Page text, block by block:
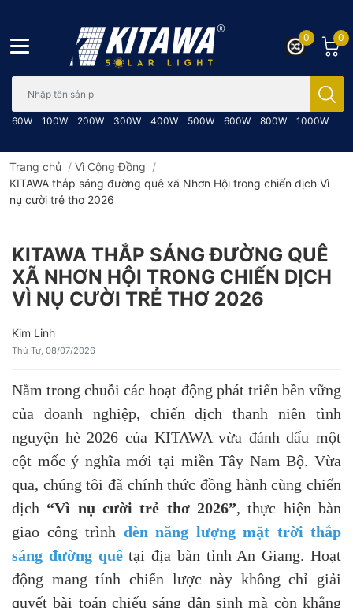
60W 100W 200W 300W 400W 500W 600W 800W 1000W
0
0
Trang chủ / Vì Cộng Đồng /
KITAWA thắp sáng đường quê xã Nhơn Hội trong chiến dịch Vì
nụ cười trẻ thơ 2026
KITAWA THẮP SÁNG ĐƯỜNG QUÊ
XÃ NHƠN HỘI TRONG CHIẾN DỊCH
VÌ NỤ CƯỜI TRẺ THƠ 2026
Kim Linh
Thứ Tư, 08/07/2026
Nằm trong chuỗi các hoạt động phát triển bền vững
của doanh nghiệp, chiến dịch thanh niên tình
nguyện hè 2026 của KITAWA vừa đánh dấu một
cột mốc ý nghĩa mới tại miền Tây Nam Bộ. Vừa
qua, chúng tôi đã chính thức đồng hành cùng chiến
dịch “Vì nụ cười trẻ thơ 2026”, thực hiện bàn
giao công trình đèn năng lượng mặt trời thắp
sáng đường quêtại địa bàn tỉnh An Giang. Hoạt
động mang tính chiến lược này không chỉ giải
quyết bài toán chiếu sáng dân sinh mà còn khẳng